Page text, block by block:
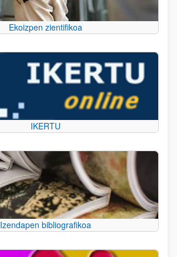
Ekoizpen zientifikoa
IKERTU
Izendapen bibliografikoa